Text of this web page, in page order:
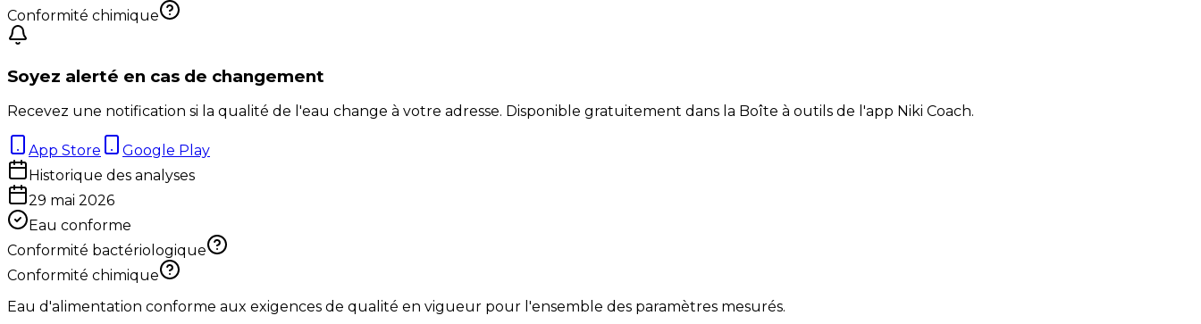
Conformité chimique
Soyez alerté en cas de changement
Recevez une notification si la qualité de l'eau change à votre adresse. Disponible gratuitement dans la Boîte à outils de l'app Niki Coach.
App Store
Google Play
Historique des analyses
29 mai 2026
Eau conforme
Conformité bactériologique
Conformité chimique
Eau d'alimentation conforme aux exigences de qualité en vigueur pour l'ensemble des paramètres mesurés.